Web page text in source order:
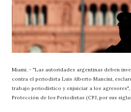
Miami. - "Las autoridades argentinas deben
contra el periodista Luis Alberto Mancini,
trabajo periodístico y enjuiciar a los
Protección de los Periodistas (CPJ, por sus